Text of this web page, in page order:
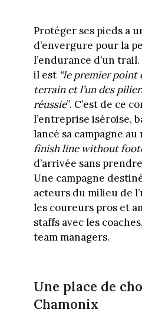
Protéger ses pieds a
d’envergure pour la
l’endurance d’un
il est “le premier point
terrain et l’un des
réussie”. C’est de ce
l’entreprise iséroise,
lancé sa campagne au
finish line without
d’arrivée sans
Une campagne
acteurs du milieu de
les coureurs pros et
staffs avec les
team managers.
Une place de
Chamonix